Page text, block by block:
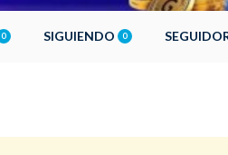
0 SIGUIENDO 0